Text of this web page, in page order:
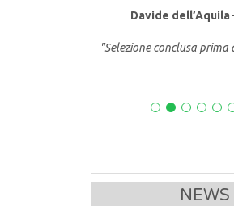
Davide
"Selezione conclusa